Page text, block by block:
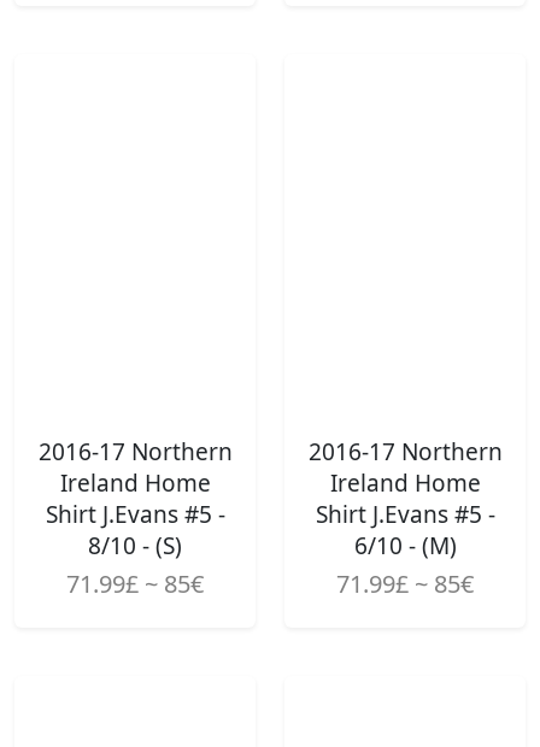
2016-17 Northern
Ireland Home
Shirt J.Evans #5 -
8/10 - (S)
71.99£ ~ 85€
2016-17 Northern
Ireland Home
Shirt J.Evans #5 -
6/10 - (M)
71.99£ ~ 85€